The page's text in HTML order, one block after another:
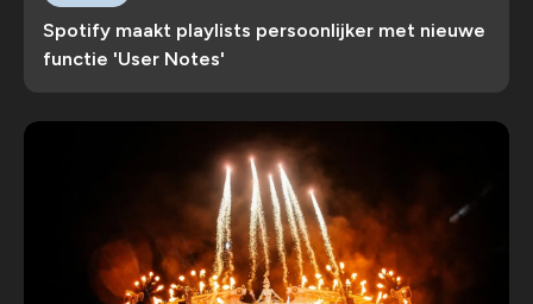
Spotify maakt playlists persoonlijker met nieuwe
functie 'User Notes'